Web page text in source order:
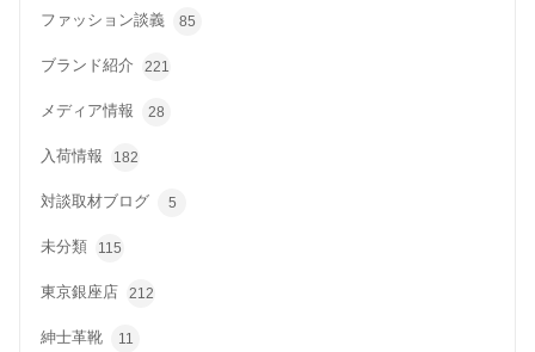
ファッション談義 85
ブランド紹介 221
メディア情報 28
入荷情報 182
対談取材ブログ 5
未分類 115
東京銀座店 212
紳士革靴 11